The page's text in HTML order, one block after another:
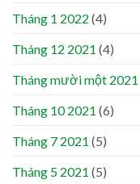
Tháng 1 2022 (4)
Tháng 12 2021 (4)
Tháng mười một 2021
Tháng 10 2021 (6)
Tháng 7 2021 (5)
Tháng 5 2021 (5)